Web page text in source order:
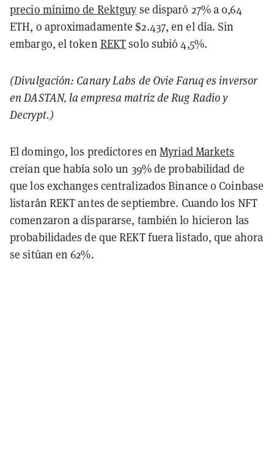
precio mínimo de Rektguy se disparó 27% a 0,64
ETH, o aproximadamente $2.437, en el día. Sin
embargo, el token REKTsolo subió 4,5%.
(Divulgación: Canary Labs de Ovie Faruq es inversor
en DASTAN, la empresa matriz de Rug Radio y
Decrypt.)
El domingo, los predictores enMyriad Markets
creían que había solo un 39% de probabilidad de
que los exchanges centralizados Binance o Coinbase
listarán REKT antes de septiembre. Cuando los NFT
comenzaron a dispararse, también lo hicieron las
probabilidades de que REKT fuera listado, que ahora
se sitúan en 62%.